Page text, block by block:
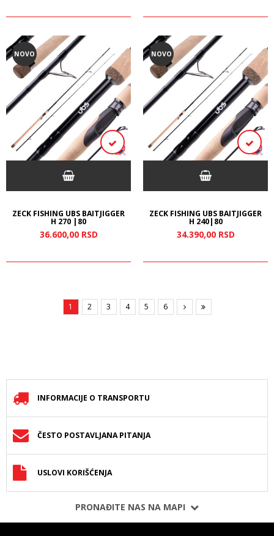
NOVO
ZECK FISHING UBS BAITJIGGER
H 270 |80
36.600,00 RSD
NOVO
ZECK FISHING UBS BAITJIGGER
H 240|80
34.390,00 RSD
1 2 3 4 5 6
INFORMACIJE O TRANSPORTU
ČESTO POSTAVLJANA PITANJA
USLOVI KORIŠĆENJA
PRONAĐITE NAS NA MAPI